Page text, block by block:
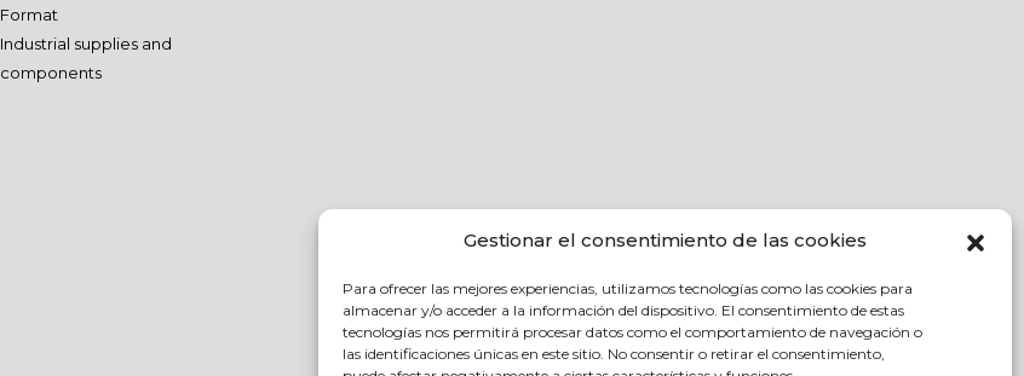
Gestionar el consentimiento de las cookies
Para ofrecer las mejores experiencias, utilizamos tecnologías como las cookies para
almacenar y/o acceder a la información del dispositivo. El consentimiento de estas
tecnologías nos permitirá procesar datos como el comportamiento de navegación o
las identificaciones únicas en este sitio. No consentir o retirar el consentimiento,
Format
Industrial supplies and
components